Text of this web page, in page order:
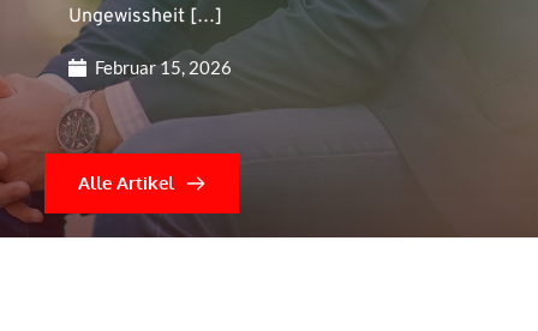
Ungewissheit […]
Februar 15, 2026
Alle Artikel